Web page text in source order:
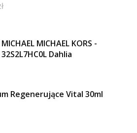
MICHAEL KORS -
Dahlia
Regenerujące Vital 30ml